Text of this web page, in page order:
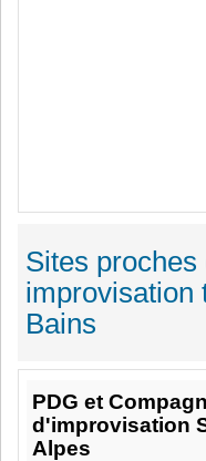
Sites
improvisation
Bains
PDG et
d'improvisation
Alpes